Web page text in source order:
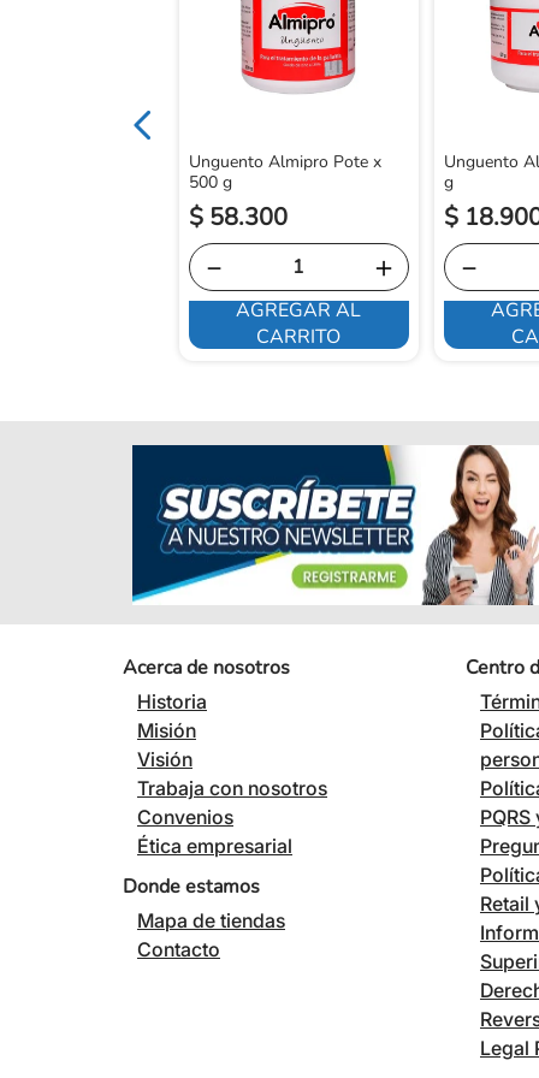
Unguento Almipro Pote x
500 g
$ 58.300
＋
－
AGREGAR AL
CARRITO
Unguento
g
$ 18.
－
Acerca de nosotros
Historia
Misión
Visión
Trabaja con nosotros
Convenios
Ética empresarial
Donde estamos
Mapa de tiendas
Contacto
Centro
Retail
Legal